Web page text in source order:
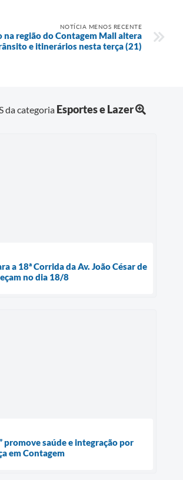
NOTÍCIA MENOS RECENTE
na região do Contagem Mall altera
e itinerários nesta terça (21)
da categoria Esportes e Lazer
a 18ª Corrida da Av. João César de
no dia 18/8
promove saúde e integração por
em Contagem